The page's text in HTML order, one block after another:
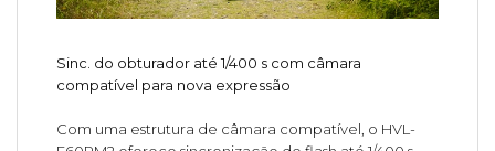
Sinc. do obturador até 1/400 s com câmara
compatível para nova expressão
Com uma estrutura de câmara compatível, o HVL-